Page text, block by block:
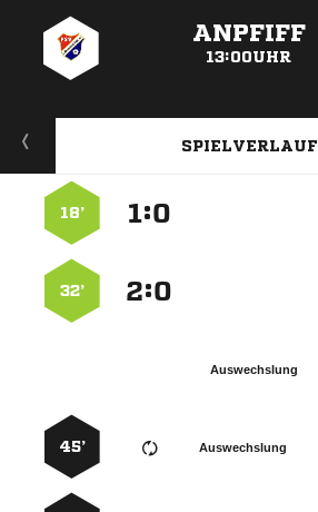
ANPFIFF
13:00UHR
SPIELVERLAUF
:
18’
:
32’
Auswechslung
Auswechslung
45’